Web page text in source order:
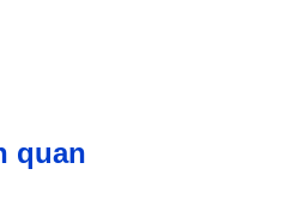
quan